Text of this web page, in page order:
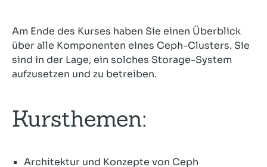
Am Ende des Kurses haben Sie einen Überblick
über alle Komponenten eines Ceph-Clusters. Sie
sind in der Lage, ein solches Storage-System
aufzusetzen und zu betreiben.
Kursthemen:
Architektur und Konzepte von Ceph